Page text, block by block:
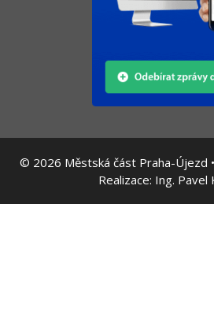
© 2026 Městská část Praha-Újezd
Realizace: Ing. Pavel